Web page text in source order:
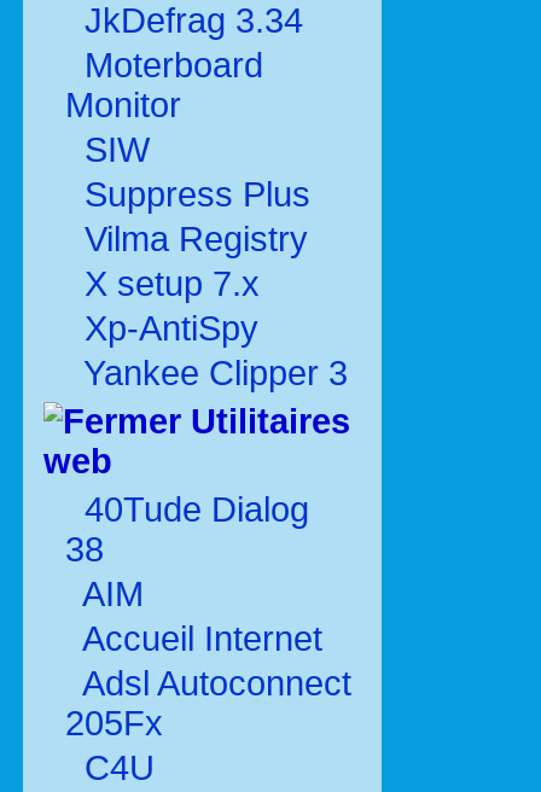
JkDefrag 3.34
Moterboard
Monitor
SIW
Suppress Plus
Vilma Registry
X setup 7.x
Xp-AntiSpy
Yankee Clipper 3
Utilitaires
web
40Tude Dialog
38
AIM
Accueil Internet
Adsl Autoconnect
205Fx
C4U